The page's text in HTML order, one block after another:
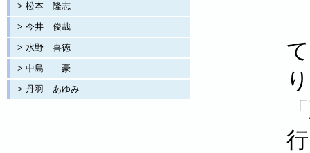
> 松本 隆志
> 今井 俊哉
> 水野 喜徳
> 中島 豪
> 丹羽 あゆみ